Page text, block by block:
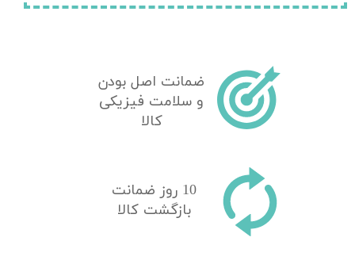
ضمانت اصل بودن
و سلامت فیزیکی
کالا
10 روز ضمانت
بازگشت کالا